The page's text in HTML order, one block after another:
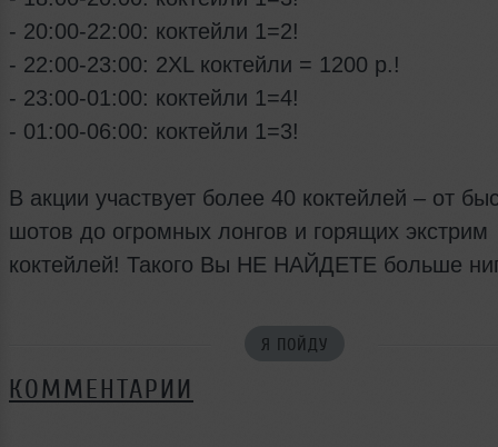
- 20:00-22:00: коктейли 1=2!
- 22:00-23:00: 2XL коктейли = 1200 р.!
- 23:00-01:00: коктейли 1=4!
- 01:00-06:00: коктейли 1=3!
В акции участвует более 40 коктейлей – от
шотов до огромных лонгов и горящих экстрим
коктейлей! Такого Вы НЕ НАЙДЕТЕ больше
Я ПОЙДУ
КОММЕНТАРИИ